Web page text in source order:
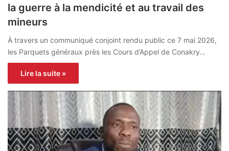
la guerre à la mendicité et au travail des
mineurs
À travers un communiqué conjoint rendu public ce 7 mai 2026,
les Parquets généraux près les Cours d’Appel de Conakry…
Lire la suite »